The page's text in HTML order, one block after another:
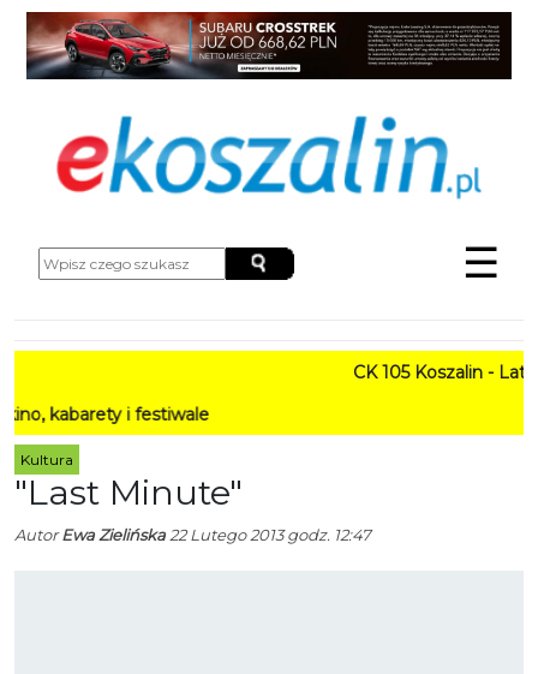
☰
CK 105 Koszalin - Lato w
i festiwale
Kultura
"Last Minute"
AutorEwa Zielińska22 Lutego 2013 godz. 12:47